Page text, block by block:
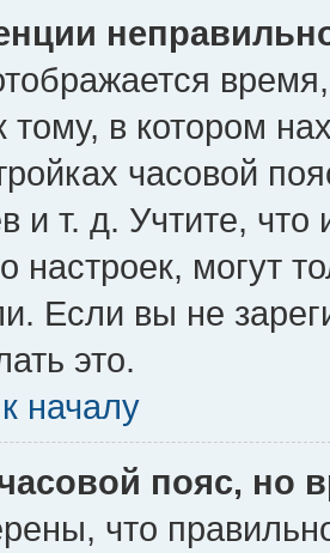
тому, в котором
часовой
и т. д. Учтите, что
настроек, могут
Если вы не
это.
началу
пояс, но
что